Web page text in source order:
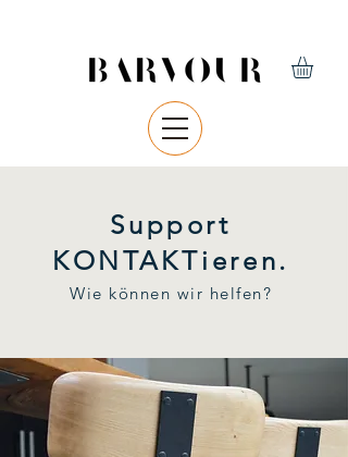
Support
KONTAKTieren.
Wie können wir helfen?